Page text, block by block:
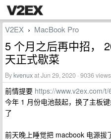
V2EX › MacBook Pro
5 个月之后再中招，
天正式歇菜
Bykvenuxat Jun 29, 2020 · 9036 views
前情提要 https://www.v2ex.com/
今年 1 月份电池鼓起，换了主板
了
前天晚上睡觉把 macbook 电源拔